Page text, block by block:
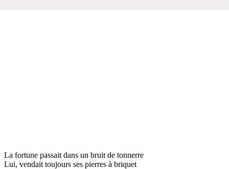
La fortune passait dans un bruit de tonnerre
Lui, vendait toujours ses pierres à briquet